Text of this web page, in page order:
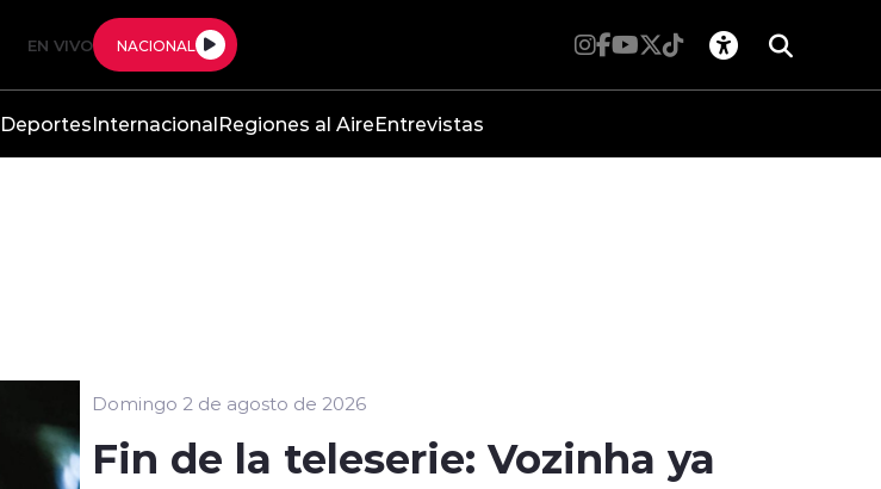
EN VIVO NACIONAL
DeportesInternacionalRegiones al AireEntrevistas
Domingo 2 de agosto de 2026
Fin de la teleserie: Vozinha ya